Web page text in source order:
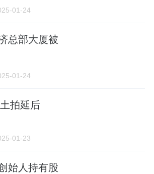
后，管理人不负责清场，由买
建珠海最大城市综合体
州是集住宅、商务、商业为一
效果图
01-24
总部大厦被
01-24
拍延后
01-23
始人持有股